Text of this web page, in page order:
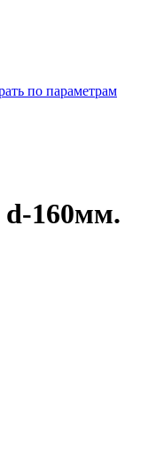
по параметрам
160мм.